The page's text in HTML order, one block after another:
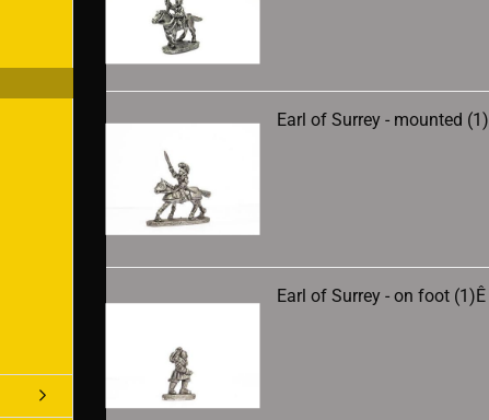
Earl of Surrey - mounted (1)
Earl of Surrey - on foot (1)Ê